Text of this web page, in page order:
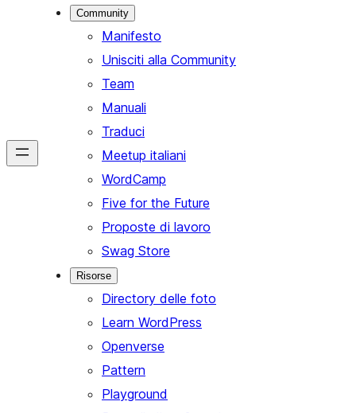
Community
Manifesto
Unisciti alla Community
Team
Manuali
Traduci
Meetup italiani
WordCamp
Five for the Future
Proposte di lavoro
Swag Store
Risorse
Directory delle foto
Learn WordPress
Openverse
Pattern
Playground